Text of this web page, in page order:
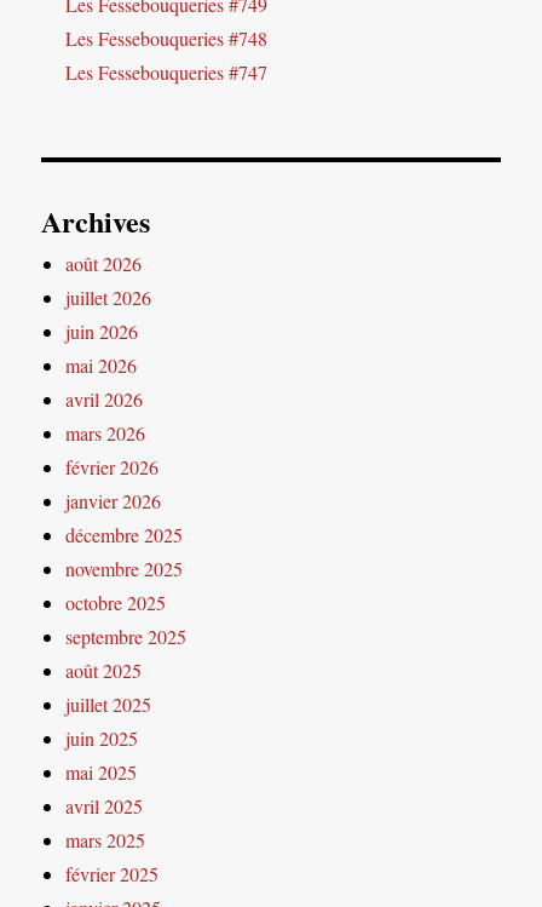
Les Fessebouqueries #748
Les Fessebouqueries #747
Archives
août 2026
juillet 2026
juin 2026
mai 2026
avril 2026
mars 2026
février 2026
janvier 2026
décembre 2025
novembre 2025
octobre 2025
septembre 2025
août 2025
juillet 2025
juin 2025
mai 2025
avril 2025
mars 2025
février 2025